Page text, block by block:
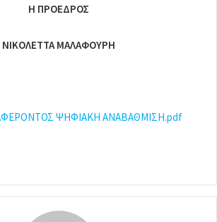
H ΠΡΟΕΔΡΟΣ
ΝΙΚΟΛΕΤΤΑ ΜΑΛΑΦΟΥΡΗ
ΨΗΦΙΑΚΗ ΑΝΑΒΑΘΜΙΣΗ.pdf